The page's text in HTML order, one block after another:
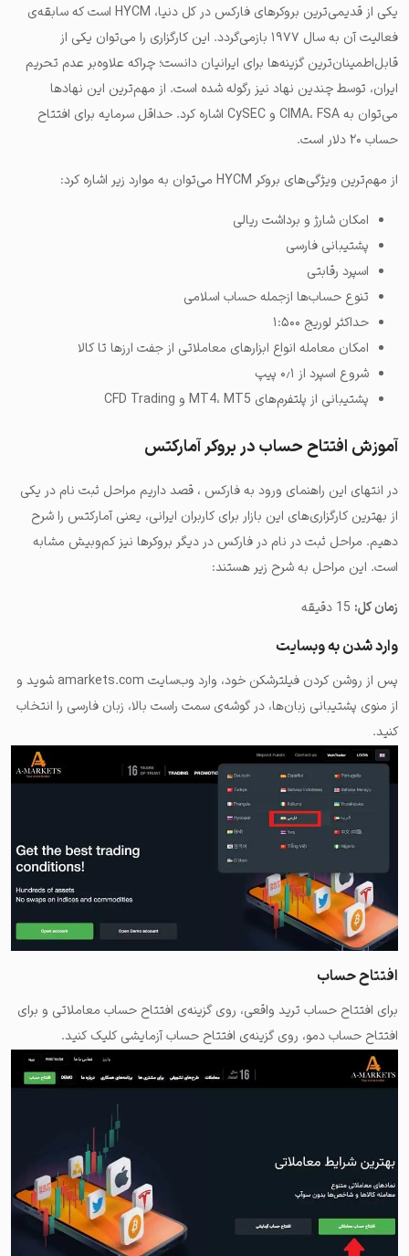
یکی از قدیمی‌ترین بروکرهای فارکس در کل دنیا، HYCM‌ است که سابقه‌ی
فعالیت آن به سال ۱۹۷۷ بازمی‌گردد. این کارگزاری را می‌توان یکی از
قابل‌اطمینان‌ترین گزینه‌ها برای ایرانیان دانست؛ چراکه علاوه‌بر عدم تحریم
ایران، توسط چندین نهاد نیز رگوله شده است. از مهم‌ترین این نهادها
می‌توان به
CIMA، FSA
و CySEC اشاره کرد. حداقل سرمایه برای افتتاح
حساب ۲۰ دلار است.
از مهم‌ترین ویژگی‌های بروکر HYCM می‌توان به موارد زیر اشاره کرد:
امکان شارژ و برداشت ریالی
پشتیبانی فارسی
اسپرد رقابتی
تنوع حساب‌ها ازجمله حساب اسلامی
حداکثر لوریج ۱:۵۰۰
امکان معامله انواع ابزارهای معاملاتی از جفت ارزها تا کالا
شروع اسپرد از ۰٫۱ پیپ
پشتیبانی از پلتفرم‌های MT4، MT5 و CFD Trading
آموزش افتتاح حساب در بروکر آمارکتس
در انتهای این راهنمای ورود به فارکس ، قصد داریم مراحل ثبت نام در یکی
از بهترین کارگزاری‌های این بازار برای کاربران ایرانی، یعنی آمارکتس را شرح
دهیم. مراحل ثبت در نام در فارکس در دیگر بروکرها نیز کم‌وبیش مشابه
است. این مراحل به شرح زیر هستند:
زمان کل: 15 دقیقه
وارد شدن به وبسایت
پس از روشن کردن فیلترشکن خود، وارد وب‌سایت amarkets.com شوید و
از منوی پشتیبانی زبان‌ها، در گوشه‌ی سمت راست بالا، زبان فارسی را انتخاب
کنید.
افتتاح حساب
برای افتتاح حساب ترید واقعی، روی گزینه‌ی افتتاح حساب معاملاتی و برای
افتتاح حساب دمو، روی گزینه‌ی افتتاح حساب آزمایشی کلیک کنید.